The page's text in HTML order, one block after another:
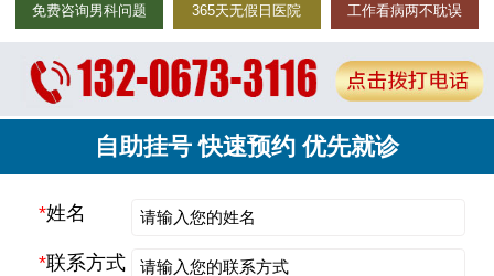
免费咨询男科问题 365天无假日医院 工作看病两不耽误
自助挂号 快速预约 优先就诊
*姓名
*联系方式